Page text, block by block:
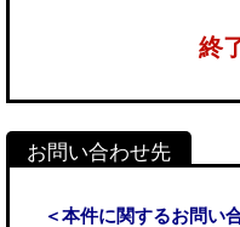
終
＜本件に関するお問い